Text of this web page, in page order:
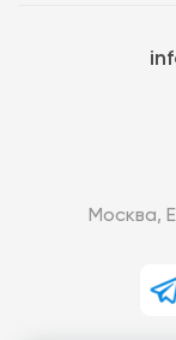
Москва,